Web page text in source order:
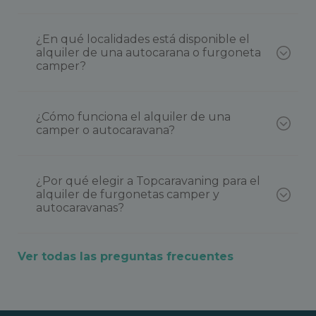
¿En qué localidades está disponible el
alquiler de una autocarana o furgoneta
camper?
¿Cómo funciona el alquiler de una
camper o autocaravana?
¿Por qué elegir a Topcaravaning para el
alquiler de furgonetas camper y
autocaravanas?
Ver todas las preguntas frecuentes